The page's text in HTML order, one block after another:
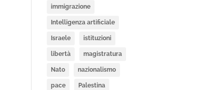
immigrazione
Intelligenza artificiale
Israele istituzioni
libertà magistratura
Nato nazionalismo
pace Palestina